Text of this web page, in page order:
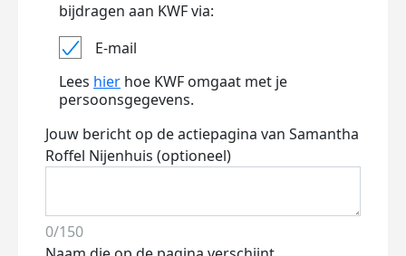
bijdragen aan KWF via:
E-mail
Lees hier hoe KWF omgaat met je
persoonsgegevens.
Jouw bericht op de actiepagina van Samantha
Roffel Nijenhuis (optioneel)
0/150